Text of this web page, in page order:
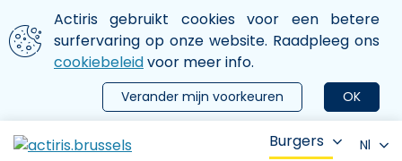
Aller au contenu principal
We gebruiken cookies
Actiris gebruikt cookies voor een betere
surfervaring op onze website. Raadpleeg ons
cookiebeleidvoor meer info.
OK
Verander mijn voorkeuren
le menu
Burgers Nl